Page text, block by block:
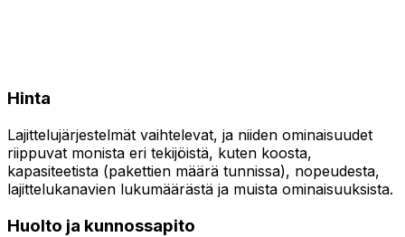
Hinta
Lajittelujärjestelmät vaihtelevat, ja niiden ominaisuudet
riippuvat monista eri tekijöistä, kuten koosta,
kapasiteetista (pakettien määrä tunnissa), nopeudesta,
lajittelukanavien lukumäärästä ja muista ominaisuuksista.
Huolto ja kunnossapito